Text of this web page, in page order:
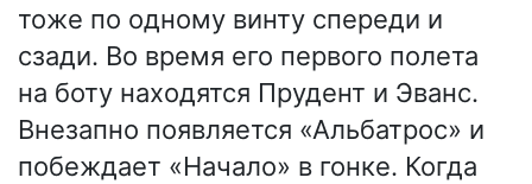
тоже по одному винту спереди и
сзади. Во время его первого полета
на боту находятся Прудент и Эванс.
Внезапно появляется «Альбатрос» и
побеждает «Начало» в гонке. Когда